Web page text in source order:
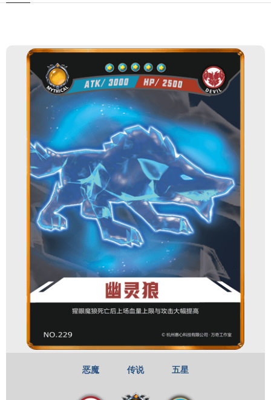
恶魔 传说 五星